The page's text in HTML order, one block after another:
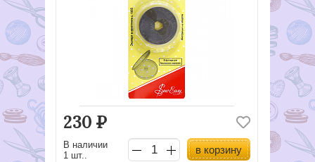
230 Р
В наличии
1 шт..
в корзину